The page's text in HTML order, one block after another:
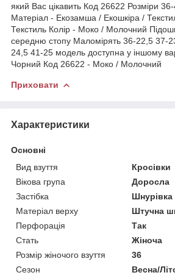
який Вас цікавить Код 26622 Розміри
Матеріал - Екозамша / Екошкіра /
Текстиль Колір - Моко / Молочний
середню стопу Маломірять 36-22,5 37-
24,5 41-25 модель доступна у іншому
Чорний Код 26622 - Моко / Молочний
Приховати
Характеристики
Основні
Вид взуття
Кросівки
Вікова група
Доросла
Застібка
Шнурівка
Матеріал верху
Штучна
Перфорація
Так
Стать
Жіноча
Розмір жіночого взуття
36
Сезон
Весна/